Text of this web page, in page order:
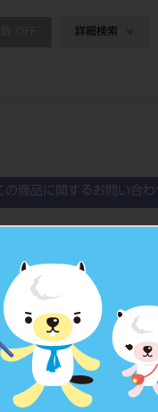
詳細検索
の商品に関するお問い合わ
204610060
ー